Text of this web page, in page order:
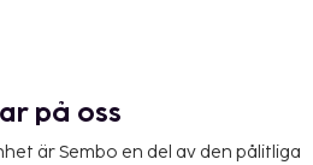
på oss
är Sembo en del av den pålitliga